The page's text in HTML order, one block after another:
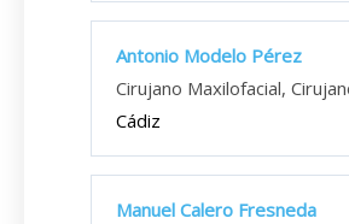
Antonio Modelo Pérez
Cirujano Maxilofacial,
Cádiz
Manuel Calero Fresneda